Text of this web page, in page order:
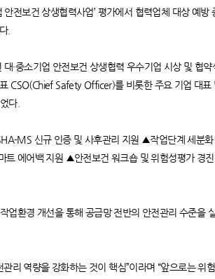
전보건 상생협력사업’ 평가에서 협력업체 대상 예
.
·중소기업 안전보건 상생협력 우수기업 시상 및 협
CSO(Chief Safety Officer)를 비롯한 주요 기업 대
다.
MS 신규 인증 및 사후관리 지원 ▲작업단계 세분
에어백 지원 ▲안전보건 워크숍 및 위험성평가 경
업환경 개선을 통해 공급망 전반의 안전관리 수준을
리 역량을 강화하는 것이 핵심”이라며 “앞으로는 위